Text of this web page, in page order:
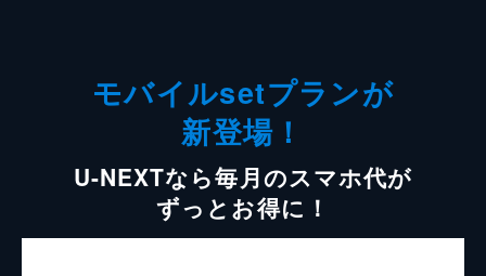
モバイルsetプランが
新登場！
U-NEXTなら毎月のスマホ代が
ずっとお得に！